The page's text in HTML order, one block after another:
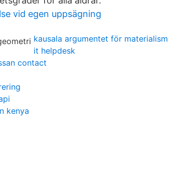
vid egen uppsägning
kausala argumentet för materialism
it helpdesk
contact
kenya